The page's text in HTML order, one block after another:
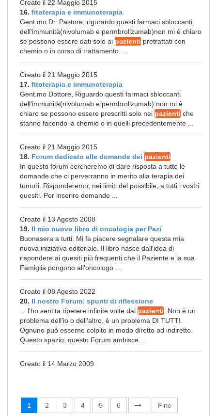
Creato il 22 Maggio 2015
16. fitoterapia e immunoterapia
Gent.mo Dr. Pastore, rigurardo questi farmaci sbloccanti
dell'immunità(nivolumab e permbrolizumab)non mi è chiaro
se possono essere dati solo ai pazienti pretrattati con
chemio o in corso di trattamento. ...
Creato il 21 Maggio 2015
17. fitoterapia e immunoterapia
Gent.mo Dottore, Riguardo questi farmaci sbloccanti
dell'immunità(nivolumab e permbrolizumab) non mi è
chiaro se possono essere prescritti solo nei pazienti che
stanno facendo la chemio o in quelli precedentemente ...
Creato il 21 Maggio 2015
18. Forum dedicato alle domande dei pazienti
In questo forum cercheremo di dare risposta a tutte le
domande che ci perverranno in merito alla terapia dei
tumori. Risponderemo, nei limiti del possibile, a tutti i vostri
quesiti. Per inserire domande ...
Creato il 13 Agosto 2008
19. Il mio nuovo libro di oncologia per Pazi
Buonasera a tutti. Mi fa piacere segnalare questa mia
nuova iniziativa editoriale. Il libro nasce dall'idea di
rispondere ai quesiti più frequenti che il Paziente e la sua
Famiglia pongono all'oncologo ...
Creato il 08 Agosto 2022
20. Il nostro Forum: spunti di riflessione
... l'ho sentita ripetere infinite volte dai pazienti . Non è un
problema dell'io o dell'altro, è un problema DI TUTTI.
Ognuno può esserne colpito in modo diretto od indiretto.
Questo spazio, questo Forum ambisce ...
Creato il 14 Marzo 2009
1 2 3 4 5 6 Fine